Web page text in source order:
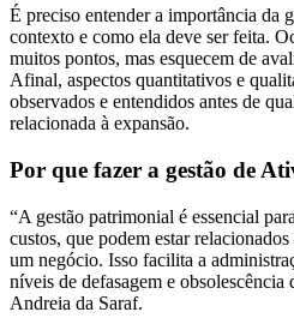
É preciso entender a importância da
contexto e como ela deve ser feita.
muitos pontos, mas esquecem de
Afinal, aspectos quantitativos e
observados e entendidos antes de
relacionada à expansão.
Por que fazer a gestão de
“A gestão patrimonial é essencial
custos, que podem estar
um negócio. Isso facilita a
níveis de defasagem e obsolescência
Andreia da Saraf.